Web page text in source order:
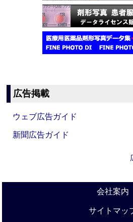
広告掲載
ウェブ広告ガイド
新聞広告ガイド
会社案内
サイトマッ